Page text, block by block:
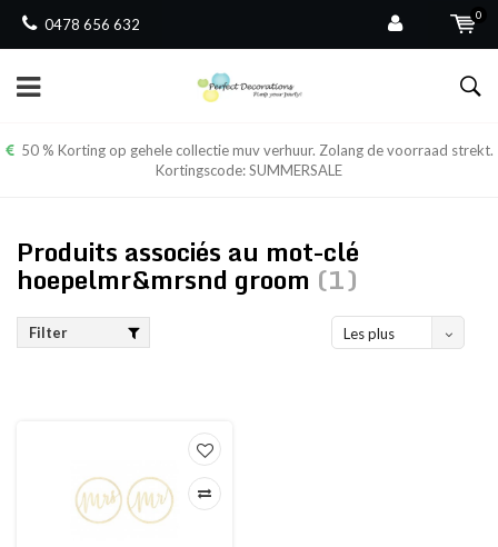
0478 656 632
0
50 % Korting op gehele collectie muv verhuur. Zolang de voorraad strekt.
Kortingscode: SUMMERSALE
Produits associés au mot-clé
hoepelmr&mrsnd groom (1)
Filter
Les plus